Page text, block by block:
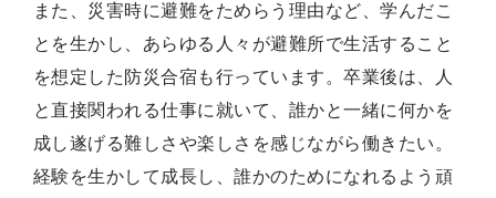
また、災害時に避難をためらう理由など、学んだこ
とを生かし、あらゆる人々が避難所で生活すること
を想定した防災合宿も行っています。卒業後は、人
と直接関われる仕事に就いて、誰かと一緒に何かを
成し遂げる難しさや楽しさを感じながら働きたい。
経験を生かして成長し、誰かのためになれるよう頑